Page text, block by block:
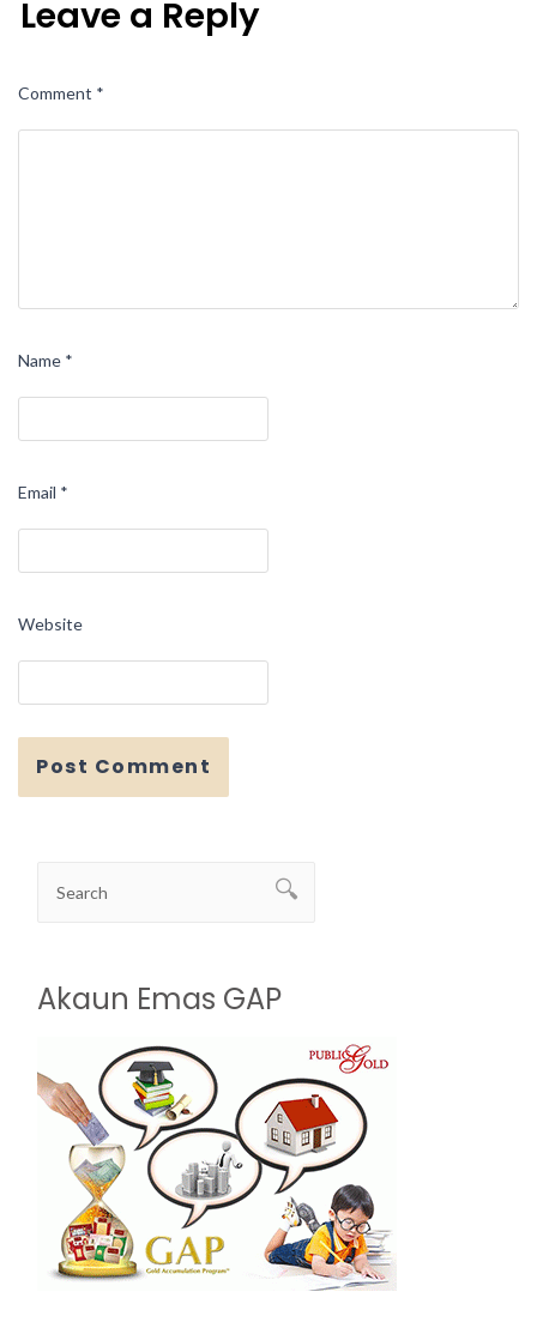
Leave a Reply
Comment *
Name *
Email *
Website
Akaun Emas GAP